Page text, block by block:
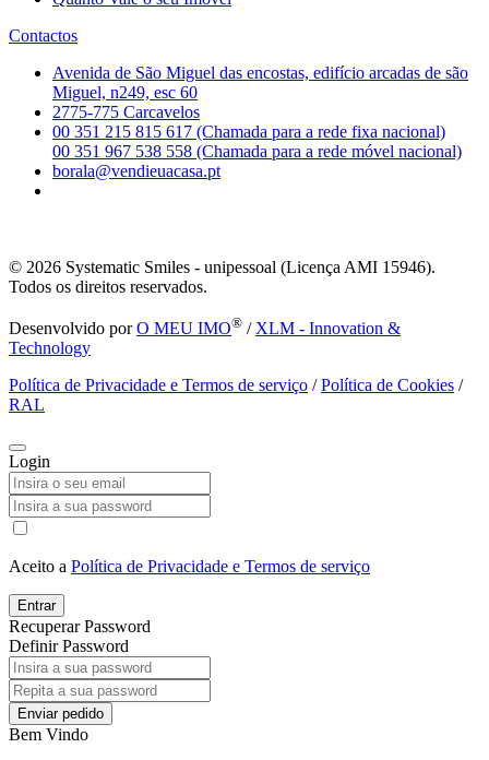
Contactos
Avenida de São Miguel das encostas, edifício arcadas de são
Miguel, n249, esc 60
2775-775 Carcavelos
00 351 215 815 617 (Chamada para a rede fixa nacional)
00 351 967 538 558 (Chamada para a rede móvel nacional)
borala@vendieuacasa.pt
© 2026 Systematic Smiles - unipessoal (Licença AMI 15946).
Todos os direitos reservados.
Desenvolvido porO MEU IMO® / XLM - Innovation &
Technology
Política de Privacidade e Termos de serviço /Política de Cookies /
RAL
Login
Aceito a Política de Privacidade e Termos de serviço
Entrar
Recuperar Password
Definir Password
Enviar pedido
Bem Vindo